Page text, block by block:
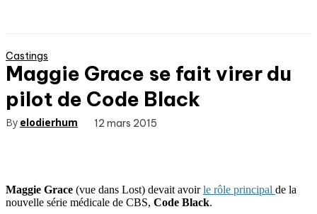
Castings
Maggie Grace se fait virer du
pilot de Code Black
By elodierhum 12 mars 2015
Maggie Grace (vue dans Lost) devait avoirle rôle principal de la
nouvelle série médicale de CBS, Code Black.